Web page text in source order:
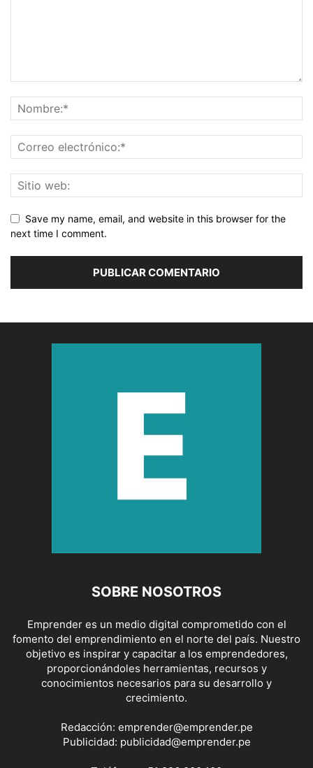
Save my name, email, and website in this browser for the
next time I comment.
SOBRE NOSOTROS
Emprender es un medio digital comprometido con el
fomento del emprendimiento en el norte del país. Nuestro
objetivo es inspirar y capacitar a los emprendedores,
proporcionándoles herramientas, recursos y
conocimientos necesarios para su desarrollo y
crecimiento.
Redacción: emprender@emprender.pe
Publicidad: publicidad@emprender.pe